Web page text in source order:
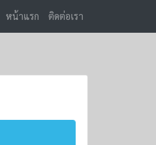
หน้าแรก ติดต่อเรา